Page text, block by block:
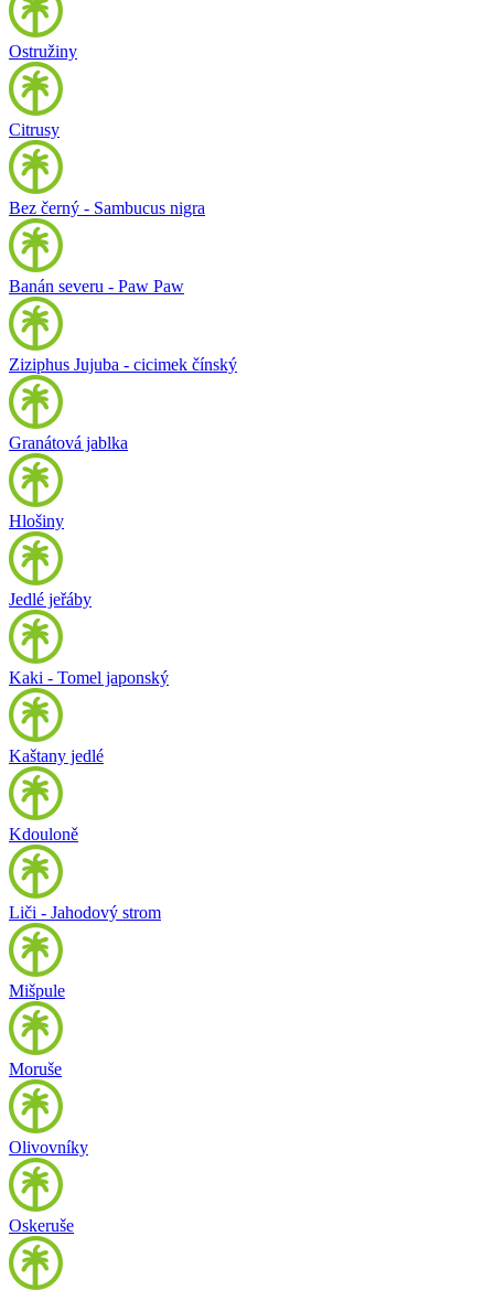
Ostružiny
Citrusy
Bez černý - Sambucus nigra
Banán severu - Paw Paw
Ziziphus Jujuba - cicimek čínský
Granátová jablka
Hlošiny
Jedlé jeřáby
Kaki - Tomel japonský
Kaštany jedlé
Kdouloně
Liči - Jahodový strom
Mišpule
Moruše
Olivovníky
Oskeruše